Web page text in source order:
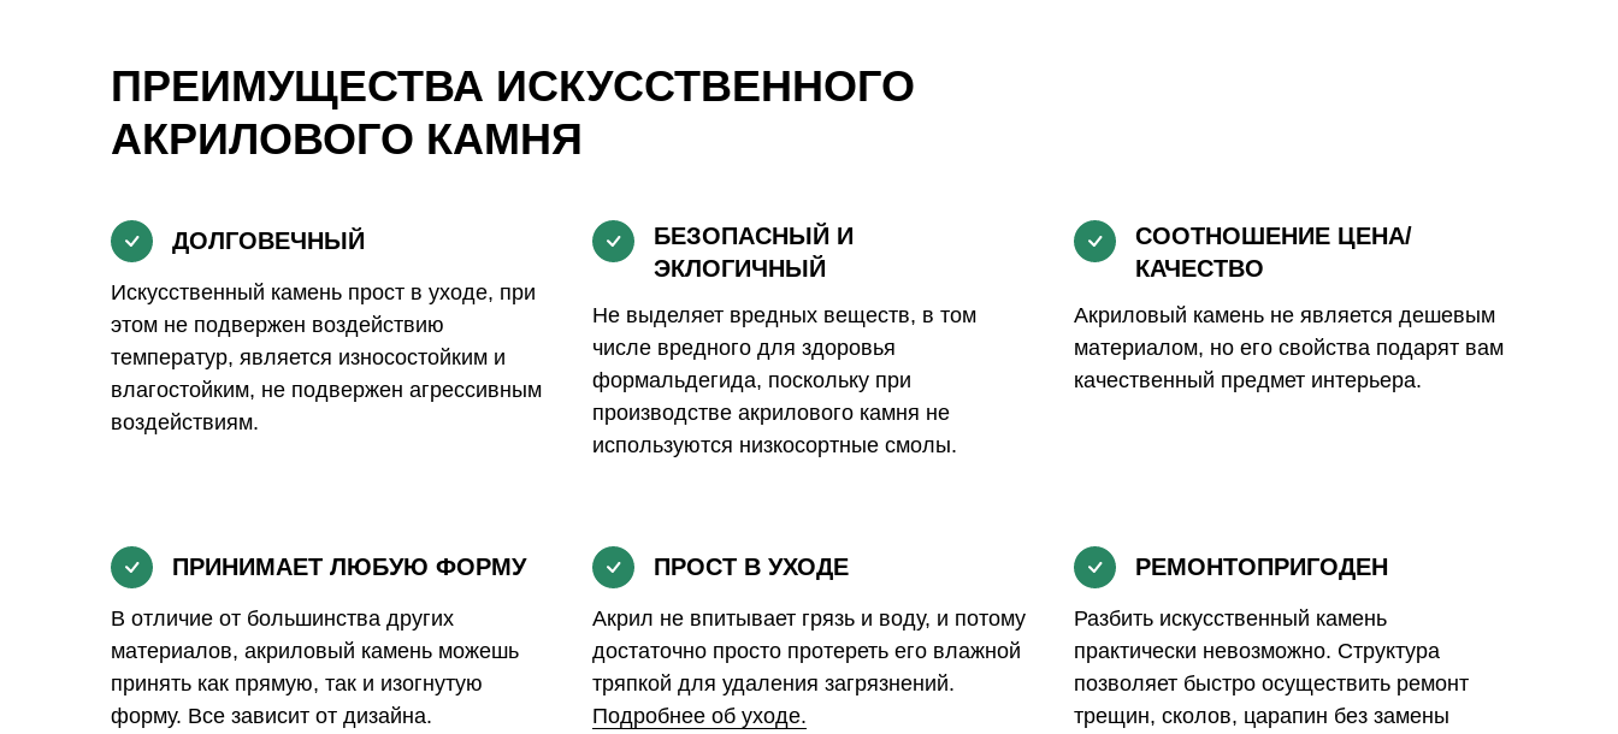
ПРЕИМУЩЕСТВА ИСКУССТВЕННОГО
АКРИЛОВОГО КАМНЯ
ДОЛГОВЕЧНЫЙ
Искусственный камень прост в уходе, при
этом не подвержен воздействию
температур, является износостойким и
влагостойким, не подвержен агрессивным
воздействиям.
БЕЗОПАСНЫЙ И
ЭКЛОГИЧНЫЙ
Не выделяет вредных веществ, в том
числе вредного для здоровья
формальдегида, поскольку при
производстве акрилового камня не
используются низкосортные смолы.
СООТНОШЕНИЕ ЦЕНА/
КАЧЕСТВО
Акриловый камень не является дешевым
материалом, но его свойства подарят вам
качественный предмет интерьера.
ПРИНИМАЕТ ЛЮБУЮ ФОРМУ
В отличие от большинства других
материалов, акриловый камень можешь
принять как прямую, так и изогнутую
форму. Все зависит от дизайна.
ПРОСТ В УХОДЕ
Акрил не впитывает грязь и воду, и потому
достаточно просто протереть его влажной
тряпкой для удаления загрязнений.
Подробнее об уходе.
РЕМОНТОПРИГОДЕН
Разбить искусственный камень
практически невозможно. Структура
позволяет быстро осуществить ремонт
трещин, сколов, царапин без замены